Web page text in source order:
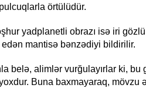
örtülüdür.
yadplanetli obrazı isə iri
edən mantisə bənzədiyi bildirilir.
belə, alimlər vurğulayırlar ki,
Buna baxmayaraq, mövzu